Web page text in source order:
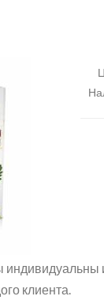
индивидуальны
клиента.